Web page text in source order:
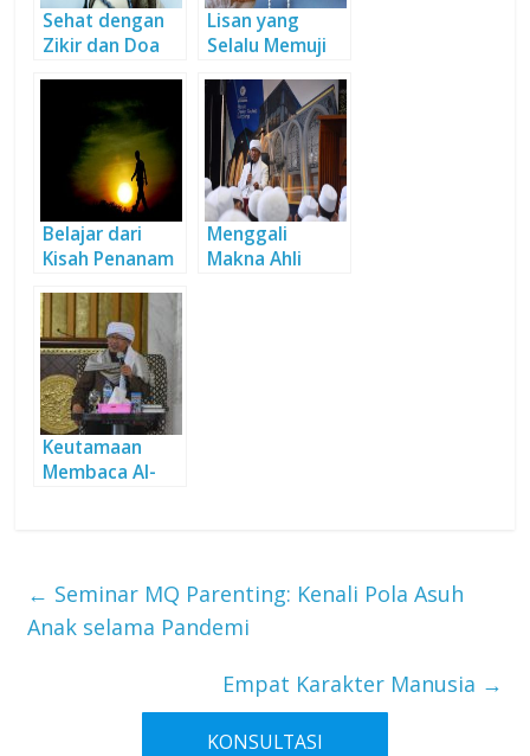
Sehat dengan
Zikir dan Doa
Lisan yang
Selalu Memuji
Belajar dari
Kisah Penanam
Menggali
Makna Ahli
Keutamaan
Membaca Al-
← Seminar MQ Parenting: Kenali Pola Asuh
Anak selama Pandemi
Empat Karakter Manusia →
KONSULTASI